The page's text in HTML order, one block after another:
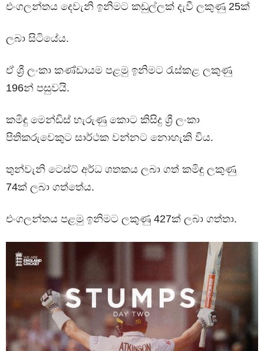
එංගලන්තය දෙවැනි ඉනිමට කඩුල්ලක් දැවී ලකුණු 25ක්
ලබා සිටියේය.
ඒ ශ්‍රී ලංකා කණ්ඩායම පළමු ඉනිමට රැස්කළ ලකුණු
196න් පසුවයි.
කමිඳු මෙන්ඩිස් හැරුණු කොට කිසිදු ශ්‍රී ලංකා
පිතිකරුවෙකුට සාර්ථක වන්නට නොහැකි විය.
තුන්වැනි ටෙස්ට් අර්ධ ශතකය ලබා ගත් කමිඳු ලකුණු
74ක් ලබා ගත්තේය.
එංගලන්තය පළමු ඉනිමට ලකුණු 427ක් ලබා ගත්තා.